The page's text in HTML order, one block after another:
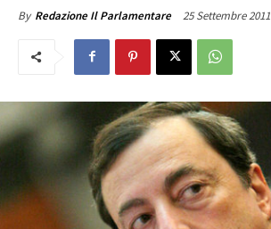
By Redazione Il Parlamentare 25 Settembre 2011